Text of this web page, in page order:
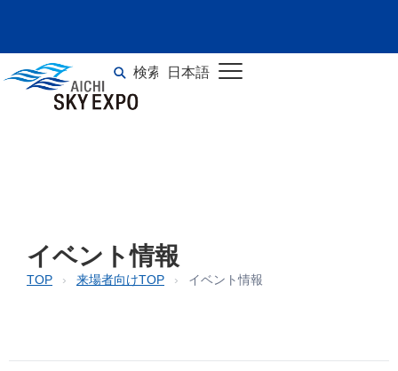
検索 日本語
English
TOP>イベント情報
イベント情報
TOP › 来場者向けTOP › イベント情報